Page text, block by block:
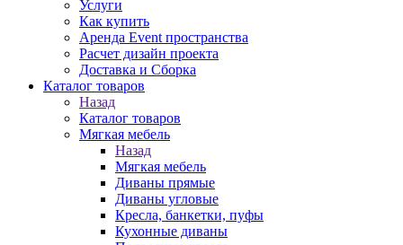
Услуги
Как купить
Аренда Event пространства
Расчет дизайн проекта
Доставка и Сборка
Каталог товаров
Назад
Каталог товаров
Мягкая мебель
Назад
Мягкая мебель
Диваны прямые
Диваны угловые
Кресла, банкетки, пуфы
Кухонные диваны